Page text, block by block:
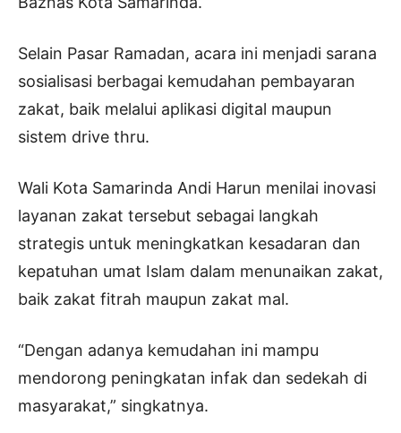
Selain Pasar Ramadan, acara ini menjadi sarana
sosialisasi berbagai kemudahan pembayaran
zakat, baik melalui aplikasi digital maupun
sistem drive thru.
Wali Kota Samarinda Andi Harun menilai inovasi
layanan zakat tersebut sebagai langkah
strategis untuk meningkatkan kesadaran dan
kepatuhan umat Islam dalam menunaikan zakat,
baik zakat fitrah maupun zakat mal.
“Dengan adanya kemudahan ini mampu
mendorong peningkatan infak dan sedekah di
masyarakat,” singkatnya.